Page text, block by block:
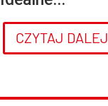
CZYTAJ DALEJ